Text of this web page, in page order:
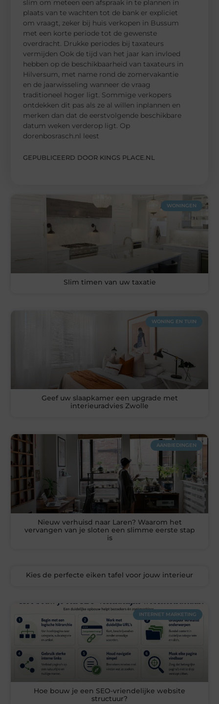
slim om meteen een afspraak in te plannen in
plaats van te wachten tot de bank er expliciet
om vraagt, zeker bij huis verkopen in Bussum
met een korte periode tot de gewenste
overdracht. Drukke periodes bij taxateurs
vermijden Ook de tijd van het jaar kan invloed
hebben op de beschikbaarheid van taxateurs in
Hilversum, met name rond de zomervakantie
en de jaarwisseling wanneer de vraag
traditioneel hoger ligt. Sommige verkopers
ontdekken dit pas als ze al willen inplannen en
merken dan dat de eerstvolgende beschikbare
datum weken verderop ligt. Op
dorenbosrasch.nl leest
GEPUBLICEERD DOOR KINGS PLACE.NL
WONINGEN
Slim timen van uw taxatie
WONING EN TUIN
Geef uw slaapkamer een upgrade met
interieuradvies Zwolle
AANBIEDINGEN
Nieuw verhuisd naar Laren? Waarom het
vervangen van je sloten een slimme eerste stap
is
Kies de perfecte eiken tafel voor jouw interieur
INTERNET MARKETING
Hoe bouw je een SEO-vriendelijke website
structuur?